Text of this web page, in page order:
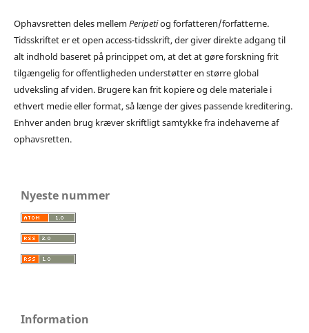
Ophavsretten deles mellemPeripetiog forfatteren/forfatterne.
Tidsskriftet er et open access-tidsskrift, der giver direkte adgang til
alt indhold baseret på princippet om, at det at gøre forskning frit
tilgængelig for offentligheden understøtter en større global
udveksling af viden. Brugere kan frit kopiere og dele materiale i
ethvert medie eller format, så længe der gives passende kreditering.
Enhver anden brug kræver skriftligt samtykke fra indehaverne af
ophavsretten.
Nyeste nummer
Information